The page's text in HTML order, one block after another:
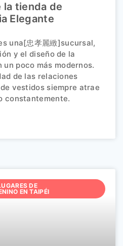
la tienda de
Elegante
una[忠孝麗緻]sucursal,
y el diseño de la
un poco más modernos.
de las relaciones
vestidos siempre atrae
constantemente.
DE
EN TAIPÉI